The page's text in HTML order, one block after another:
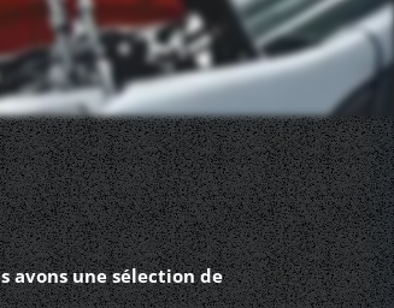
avons une sélection de